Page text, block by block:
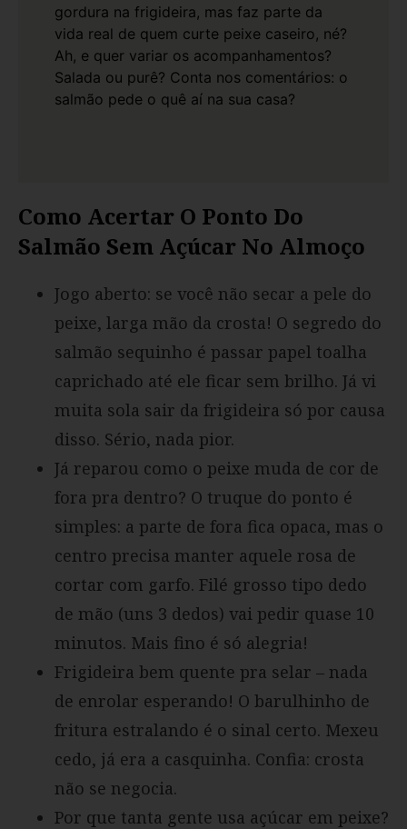
gordura na frigideira, mas faz parte da
vida real de quem curte peixe caseiro, né?
Ah, e quer variar os acompanhamentos?
Salada ou purê? Conta nos comentários: o
salmão pede o quê aí na sua casa?
Como Acertar O Ponto Do
Salmão Sem Açúcar No Almoço
Jogo aberto: se você não secar a pele do
peixe, larga mão da crosta! O segredo do
salmão sequinho é passar papel toalha
caprichado até ele ficar sem brilho. Já vi
muita sola sair da frigideira só por causa
disso. Sério, nada pior.
Já reparou como o peixe muda de cor de
fora pra dentro? O truque do ponto é
simples: a parte de fora fica opaca, mas o
centro precisa manter aquele rosa de
cortar com garfo. Filé grosso tipo dedo
de mão (uns 3 dedos) vai pedir quase 10
minutos. Mais fino é só alegria!
Frigideira bem quente pra selar – nada
de enrolar esperando! O barulhinho de
fritura estralando é o sinal certo. Mexeu
cedo, já era a casquinha. Confia: crosta
não se negocia.
Por que tanta gente usa açúcar em peixe?